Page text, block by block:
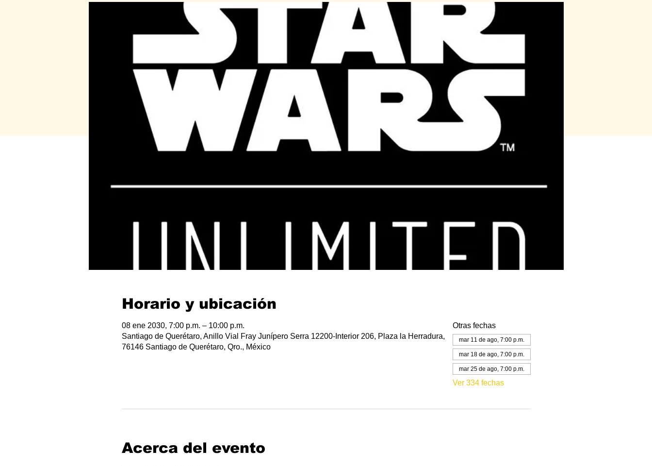
Horario y ubicación
08 ene 2030, 7:00 p.m. – 10:00 p.m.
Santiago de Querétaro, Anillo Vial Fray Junípero Serra 12200-Interior 206, Plaza la Herradura,
76146 Santiago de Querétaro, Qro., México
Otras fechas
mar 11 de ago, 7:00 p.m.
mar 18 de ago, 7:00 p.m.
mar 25 de ago, 7:00 p.m.
Ver 334 fechas
Acerca del evento